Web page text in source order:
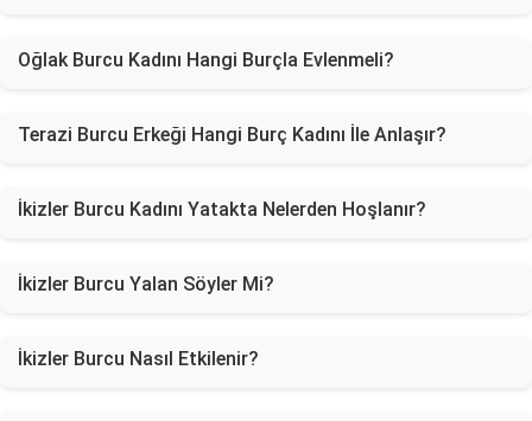
Oğlak Burcu Kadını Hangi Burçla Evlenmeli?
Terazi Burcu Erkeği Hangi Burç Kadını İle Anlaşır?
İkizler Burcu Kadını Yatakta Nelerden Hoşlanır?
İkizler Burcu Yalan Söyler Mi?
İkizler Burcu Nasıl Etkilenir?